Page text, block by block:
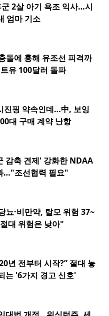
2살 아기 욕조 익사…시
엄마 기소
돌에 홍해 유조선 피격까
유 100달러 돌파
진핑 약속인데…中, 보잉
대 구매 계약 난항
감축 견제' 강화한 NDAA
…"조선협력 필요"
뇨·비만약, 탈모 위험 37~
대 위험은 낮아"
년 전부터 시작?” 절대 놓
는 '6가지 경고 신호'